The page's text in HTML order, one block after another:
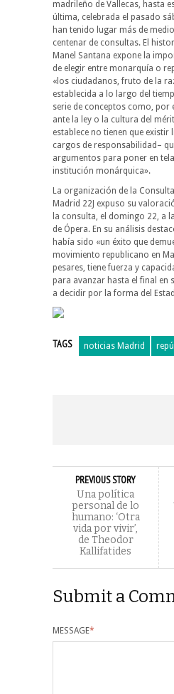
madrileño de Vallecas, hasta
última, celebrada el pasado
han tenido lugar más de medio
centenar de consultas. El
Manel Santana expone la
de elegir entre monarquía o
«los ciudadanos, fruto de la
establecida a lo largo del
serie de conceptos como, por
ante la ley o la cultura del
establece no tienen que
cargos de responsabilidad–
argumentos para poner en
institución monárquica».
La organización de la
Madrid 22J expuso su
la consulta, el domingo 22, a
de Ópera. En su análisis
había sido «un éxito que
movimiento republicano en
pesares, tiene fuerza y
para avanzar hasta el final en
a decidir por la forma del
TAGS noticias Madrid
PREVIOUS STORY
Una política
personal de lo
humano: ‘Otra
vida por vivir’,
de Theodor
Kallifatides
Submit a
MESSAGE*